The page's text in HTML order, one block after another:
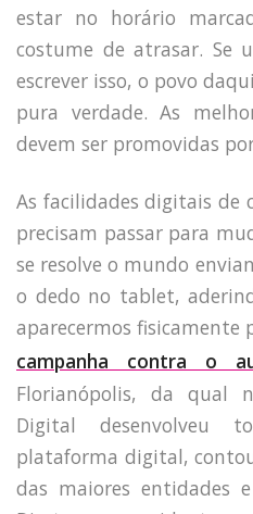
estar no horário
costume de atrasar. Se
escrever isso, o povo
pura verdade. As
devem ser promovidas
As facilidades digitais de
precisam passar para
se resolve o mundo
o dedo no tablet,
aparecermos fisicamente
campanha contra o
Florianópolis, da qual
Digital desenvolveu
plataforma digital,
das maiores entidades